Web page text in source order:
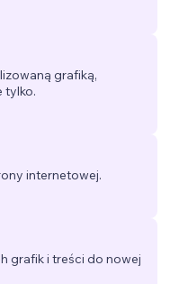
grafiką,
tylko.
internetowej.
grafik i treści do nowej